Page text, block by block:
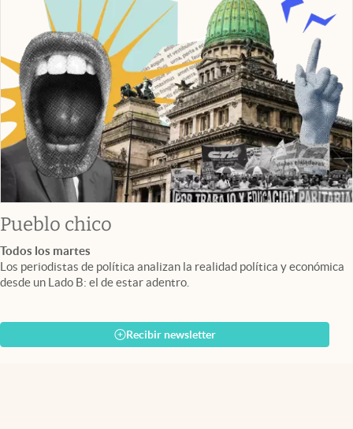
Pueblo chico
Todos los martes
Los periodistas de política analizan la realidad política y económica
desde un Lado B: el de estar adentro.
Recibir newsletter